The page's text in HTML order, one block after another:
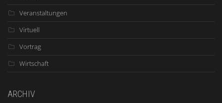
Veranstaltungen
Virtuell
Vortrag
Wirtschaft
ARCHIV